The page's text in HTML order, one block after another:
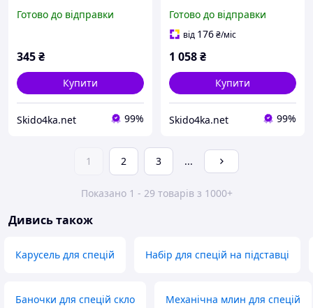
Готово до відправки
345₴
Купити
Skido4ka.net 99%
обертається, 17
предметів (Квадратна)
Готово до відправки
від 176₴/міс
1 058₴
Купити
Skido4ka.net 99%
1 2 3 ...
Показано 1 - 29 товарів з 1000+
Дивись також
Карусель для спецій Набір для спецій на підставці
Баночки для спецій скло Механічна млин для спецій